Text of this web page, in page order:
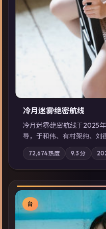
冷月迷雾·绝密航线
冷月迷雾·绝密航线于2025
导，于和伟、有村架纯、刘
轴，记忆碎片重组后，主角
影与配乐强化地域气质；站
剧在线看」延展检索同类型
72,674热度 9.3 分
台